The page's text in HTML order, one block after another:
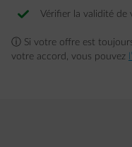
Vérifier la validité de
ⓘ Si votre offre est
votre accord, vous pouvez